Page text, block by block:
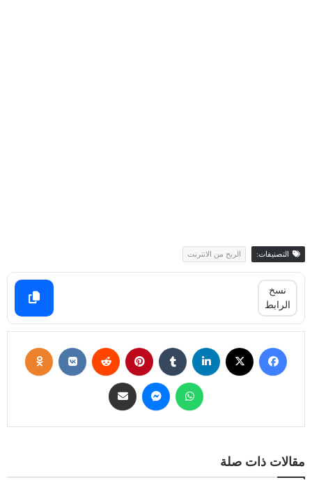
التصنيفات: الربح من الانترنت
نسخ
الرابط
مقالات ذات صلة